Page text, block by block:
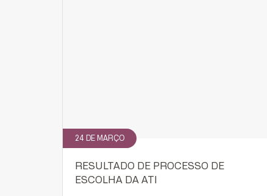
24 DE MARÇO
RESULTADO DE PROCESSO DE
ESCOLHA DA ATI